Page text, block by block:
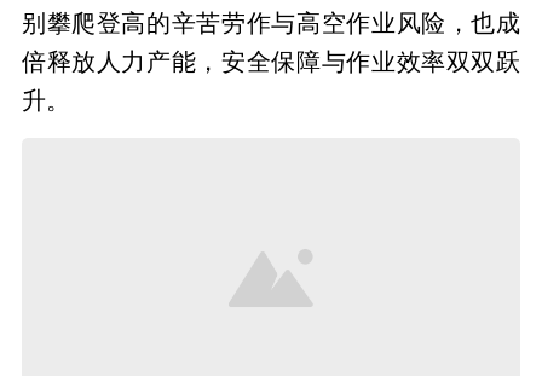
别攀爬登高的辛苦劳作与高空作业风险，也成
倍释放人力产能，安全保障与作业效率双双跃
升。